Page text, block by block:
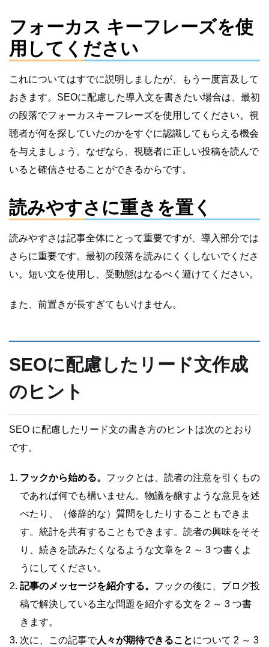
フォーカス キーフレーズを使
用してください
これについてはすでに説明しましたが、もう一度言及して
おきます。SEOに配慮した導入文を書きたい場合は、最初
の段落でフォーカスキーフレーズを使用してください。視
聴者が何を探していたのかをすぐに認識してもらえる機会
を与えましょう。なぜなら、視聴者に正しい投稿を読んで
いると確信させることができるからです。
読みやすさに重きを置く
読みやすさは記事全体にとって重要ですが、導入部分では
さらに重要です。最初の段落を読みにくくしないでくださ
い。短い文を使用し、受動態はなるべく避けてください。
また、前置きが長すぎてもいけません。
SEOに配慮したリード文作成
のヒント
SEO に配慮したリード文の書き方のヒントは次のとおり
です。
フックから始める。 フックとは、読者の注意を引くもの
であれば何でも構いません。物議を醸すような意見を述
べたり、（修辞的な）質問をしたりすることもできま
す。統計を共有することもできます。読者の興味をそそ
り、続きを読みたくなるような文章を 2 ～ 3 つ書くよ
うにしてください。
記事のメッセージを紹介する。 フックの後に、ブログ投
稿で解決している主な問題を紹介する文を 2 ～ 3 つ書
きます。
次に、この記事で人々が期待できることについて 2 ～ 3